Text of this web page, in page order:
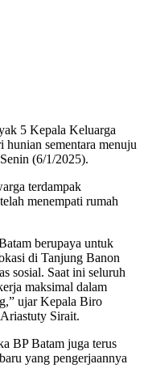
5 Kepala Keluarga
sementara menuju
(6/1/2025).
terdampak
menempati rumah
berupaya untuk
di Tanjung Banon
sosial. Saat ini seluruh
maksimal dalam
ujar Kepala Biro
Sirait.
BP Batam juga terus
yang pengerjaannya